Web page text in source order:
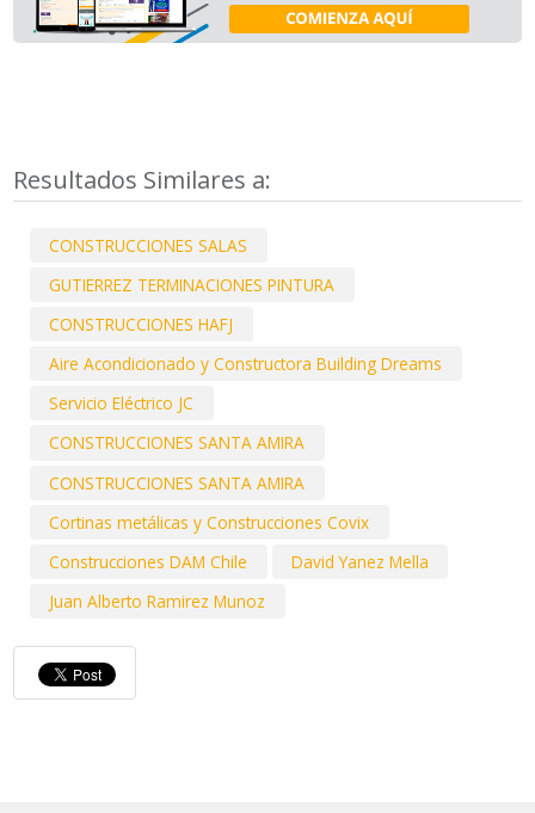
Resultados Similares a:
CONSTRUCCIONES SALAS
GUTIERREZ TERMINACIONES PINTURA
CONSTRUCCIONES HAFJ
Aire Acondicionado y Constructora Building Dreams
Servicio Eléctrico JC
CONSTRUCCIONES SANTA AMIRA
CONSTRUCCIONES SANTA AMIRA
Cortinas metálicas y Construcciones Covix
Construcciones DAM Chile
David Yanez Mella
Juan Alberto Ramirez Munoz